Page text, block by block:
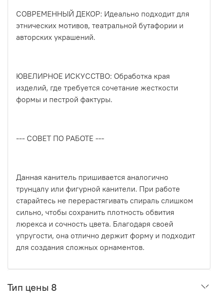
СОВРЕМЕННЫЙ ДЕКОР: Идеально подходит для
этнических мотивов, театральной бутафории и
авторских украшений.
ЮВЕЛИРНОЕ ИСКУССТВО: Обработка края
изделий, где требуется сочетание жесткости
формы и пестрой фактуры.
--- СОВЕТ ПО РАБОТЕ ---
Данная канитель пришивается аналогично
трунцалу или фигурной канители. При работе
старайтесь не перерастягивать спираль слишком
сильно, чтобы сохранить плотность обвития
люрекса и сочность цвета. Благодаря своей
упругости, она отлично держит форму и подходит
для создания сложных орнаментов.
Тип цены 8